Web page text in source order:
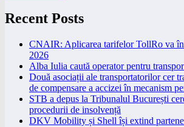
Recent Posts
CNAIR: Aplicarea tarifelor TollRo va
2026
Alba Iulia caută operator pentru
Două asociații ale transportatorilor cer
de compensare a accizei în mecanism
STB a depus la Tribunalul București
procedurii de insolvență
DKV Mobility și Shell își extind